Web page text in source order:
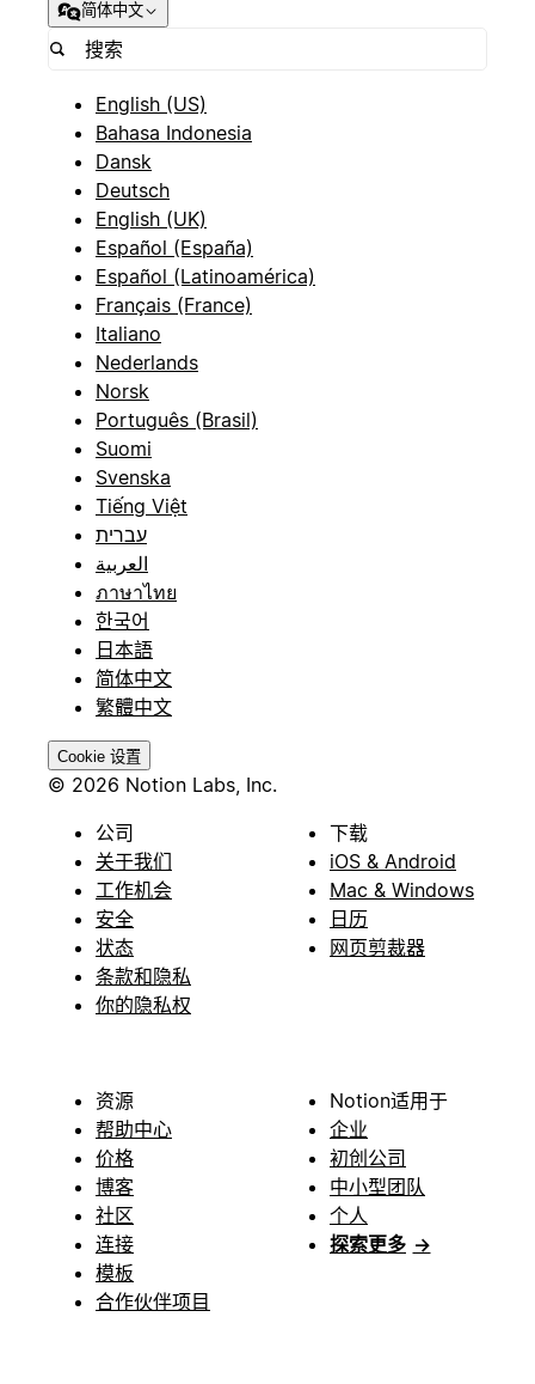
简体中文
English (US)
Bahasa Indonesia
Dansk
Deutsch
English (UK)
Español (España)
Español (Latinoamérica)
Français (France)
Italiano
Nederlands
Norsk
Português (Brasil)
Suomi
Svenska
Tiếng Việt
עברית
العربية
ภาษาไทย
한국어
日本語
简体中文
繁體中文
Cookie 设置
© 2026 Notion Labs, Inc.
公司
关于我们
工作机会
安全
状态
条款和隐私
你的隐私权
下载
iOS & Android
Mac & Windows
日历
网页剪裁器
资源
帮助中心
价格
博客
社区
连接
模板
合作伙伴项目
Notion适用于
企业
初创公司
中小型团队
个人
探索更多 →